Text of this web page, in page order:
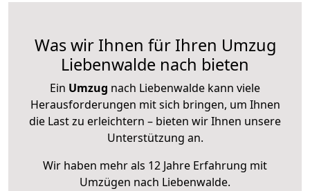
Was wir Ihnen für Ihren Umzug
Liebenwalde nach bieten
Ein Umzug nach Liebenwalde kann viele
Herausforderungen mit sich bringen, um Ihnen
die Last zu erleichtern – bieten wir Ihnen unsere
Unterstützung an.
Wir haben mehr als 12 Jahre Erfahrung mit
Umzügen nach Liebenwalde.